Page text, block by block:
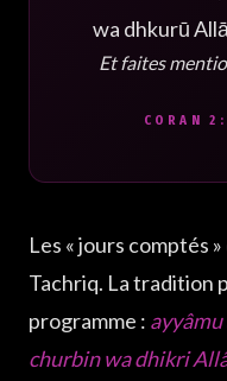
wa dhkurū
Et faites
CORAN
Les « jours comptés
Tachriq. La tradition
programme :
churbin wa dhikri